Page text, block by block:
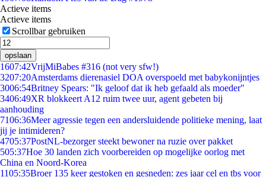
Actieve items
Actieve items
Scrollbar gebruiken
opslaan
1607:42VrijMiBabes #316 (not very sfw!)
3207:20Amsterdams dierenasiel DOA overspoeld met babykonijntjes
3006:54Britney Spears: "Ik geloof dat ik heb gefaald als moeder"
3406:49XR blokkeert A12 ruim twee uur, agent gebeten bij
aanhouding
7106:36Meer agressie tegen een andersluidende politieke mening, laat
jij je intimideren?
4705:37PostNL-bezorger steekt bewoner na ruzie over pakket
505:37Hoe 30 landen zich voorbereiden op mogelijke oorlog met
China en Noord-Korea
1105:35Broer 135 keer gestoken en gesneden: zes jaar cel en tbs voor